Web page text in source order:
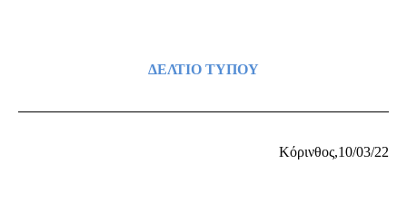
ΔΕΛΤΙΟ ΤΥΠΟΥ
Κόρινθος,10/03/22